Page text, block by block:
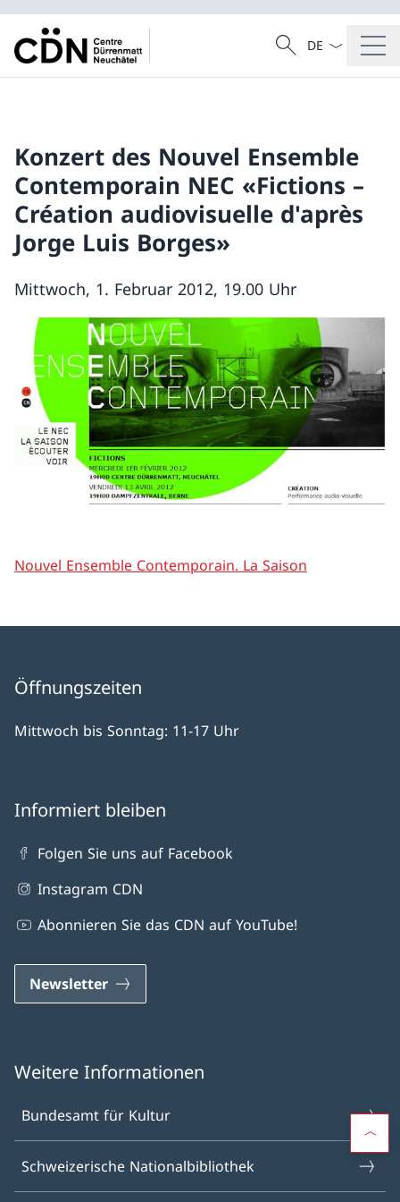
Suche
Suche
Sprach
Konzert des Nouvel Ensemble
Contemporain NEC «Fictions –
Création audiovisuelle d'après
Jorge Luis Borges»
Mittwoch, 1. Februar 2012, 19.00 Uhr
Nouvel Ensemble Contemporain. La Saison
Öffnungszeiten
Mittwoch bis Sonntag: 11-17 Uhr
Informiert bleiben
Folgen Sie uns auf Facebook
Instagram CDN
Abonnieren Sie das CDN auf YouTube!
Newsletter
Weitere Informationen
Bundesamt für Kultur
Schweizerische Nationalbibliothek